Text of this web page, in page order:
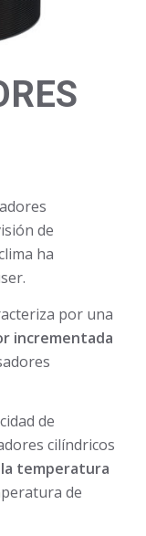
de
ha
por una
incrementada
de
cilíndricos
temperatura
de